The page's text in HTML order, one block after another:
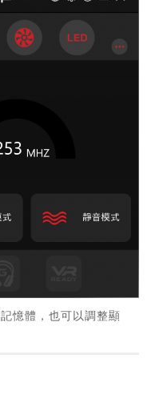
憶體，也可以調整顯